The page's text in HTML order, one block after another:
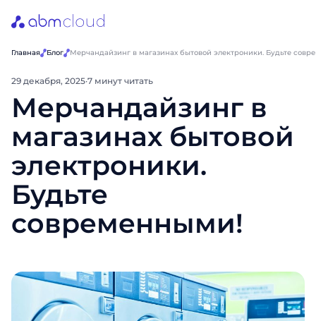
Главная Блог Мерчандайзинг в магазинах бытовой электроники. Будьте
29 декабря, 2025·7 минут читать
Мерчандайзинг в
магазинах бытовой
электроники.
Будьте
современными!